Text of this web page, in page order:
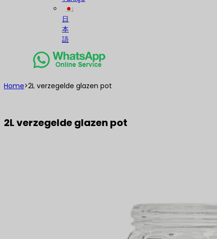
日
本
語
Home>2L verzegelde glazen pot
2L verzegelde glazen pot